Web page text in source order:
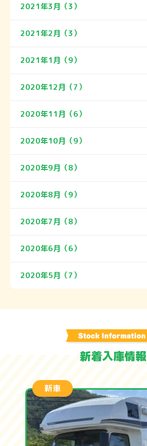
2021年3月（3）
2021年2月（3）
2021年1月（9）
2020年12月（7）
2020年11月（6）
2020年10月（9）
2020年9月（8）
2020年8月（9）
2020年7月（8）
2020年6月（6）
2020年5月（7）
新着入庫情報
新車